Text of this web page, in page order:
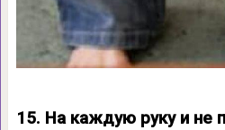
15. На каждую руку и не